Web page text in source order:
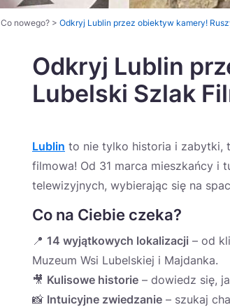
Co nowego? > Odkryj Lublin przez obiektyw kamery!
Odkryj Lublin
Lubelski Szlak
Lublin to nie tylko historia i zabytki,
filmowa! Od 31 marca mieszkańcy i
telewizyjnych, wybierając się na
Co na Ciebie czeka?
📍 14 wyjątkowych lokalizacji – od
Muzeum Wsi Lubelskiej i Majdanka.
🎥 Kulisowe historie – dowiedz się,
📸 Intuicyjne zwiedzanie – szukaj